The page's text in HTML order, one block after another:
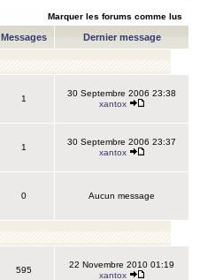
Marquer les forums comme lus
Messages Dernier message
1
30 Septembre 2006 23:38
xantox
1
30 Septembre 2006 23:37
xantox
0 Aucun message
595
22 Novembre 2010 01:19
xantox